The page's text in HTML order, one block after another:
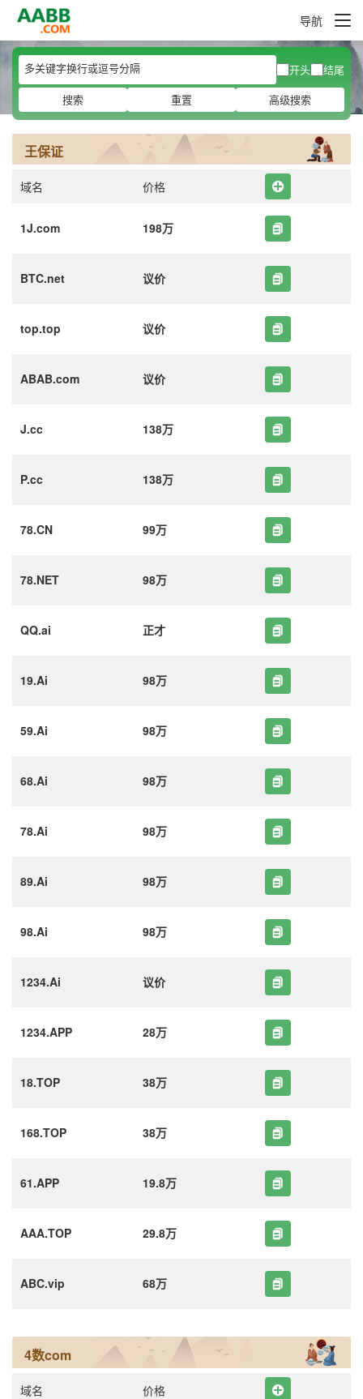
导航
开头
结尾
搜索
重置 高级搜索
王保证
域名 价格
1J.com 198万
BTC.net 议价
top.top 议价
ABAB.com 议价
J.cc 138万
P.cc 138万
78.CN 99万
78.NET 98万
QQ.ai 正才
19.Ai 98万
59.Ai 98万
68.Ai 98万
78.Ai 98万
89.Ai 98万
98.Ai 98万
1234.Ai 议价
1234.APP 28万
18.TOP 38万
168.TOP 38万
61.APP 19.8万
AAA.TOP 29.8万
ABC.vip 68万
4数com
域名 价格